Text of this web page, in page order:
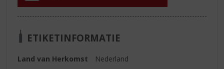
ETIKETINFORMATIE
Land van Herkomst
Nederland